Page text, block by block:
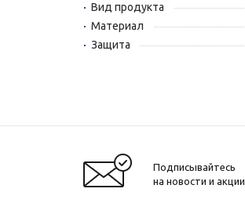
Вид продукта
Материал
Защита
Подписывайтесь
на новости и акции